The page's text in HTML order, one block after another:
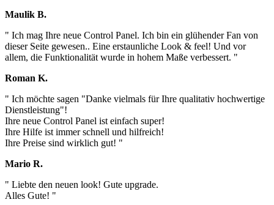
Maulik B.
" Ich mag Ihre neue Control Panel. Ich bin ein glühender Fan von
dieser Seite gewesen.. Eine erstaunliche Look & feel! Und vor
allem, die Funktionalität wurde in hohem Maße verbessert. "
Roman K.
" Ich möchte sagen "Danke vielmals für Ihre qualitativ hochwertige
Dienstleistung"!
Ihre neue Control Panel ist einfach super!
Ihre Hilfe ist immer schnell und hilfreich!
Ihre Preise sind wirklich gut! "
Mario R.
" Liebte den neuen look! Gute upgrade.
Alles Gute! "